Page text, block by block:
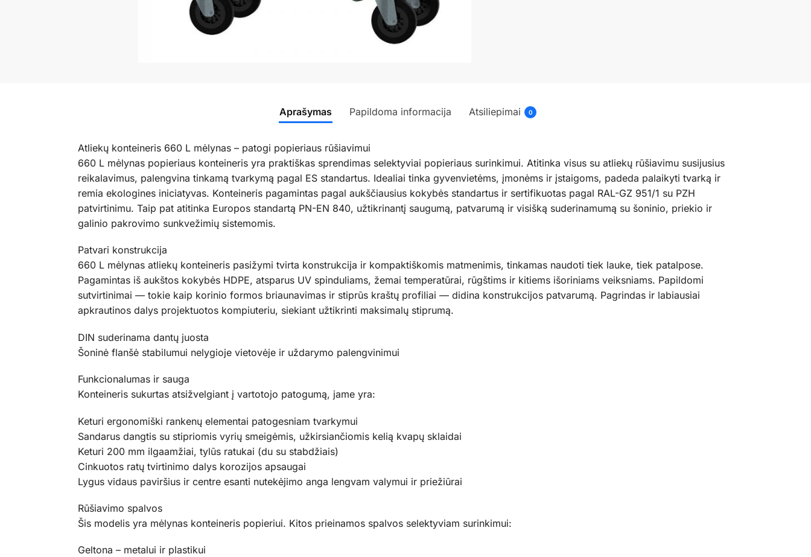
Aprašymas Papildoma informacija Atsiliepimai 0
Atliekų konteineris 660 L mėlynas – patogi popieriaus rūšiavimui
660 L mėlynas popieriaus konteineris yra praktiškas sprendimas selektyviai popieriaus surinkimui. Atitinka visus su atliekų rūšiavimu susijusius
reikalavimus, palengvina tinkamą tvarkymą pagal ES standartus. Idealiai tinka gyvenvietėms, įmonėms ir įstaigoms, padeda palaikyti tvarką ir
remia ekologines iniciatyvas. Konteineris pagamintas pagal aukščiausius kokybės standartus ir sertifikuotas pagal RAL-GZ 951/1 su PZH
patvirtinimu. Taip pat atitinka Europos standartą PN-EN 840, užtikrinantį saugumą, patvarumą ir visišką suderinamumą su šoninio, priekio ir
galinio pakrovimo sunkvežimių sistemomis.
Patvari konstrukcija
660 L mėlynas atliekų konteineris pasižymi tvirta konstrukcija ir kompaktiškomis matmenimis, tinkamas naudoti tiek lauke, tiek patalpose.
Pagamintas iš aukštos kokybės HDPE, atsparus UV spinduliams, žemai temperatūrai, rūgštims ir kitiems išoriniams veiksniams. Papildomi
sutvirtinimai — tokie kaip korinio formos briaunavimas ir stiprūs kraštų profiliai — didina konstrukcijos patvarumą. Pagrindas ir labiausiai
apkrautinos dalys projektuotos kompiuteriu, siekiant užtikrinti maksimalų stiprumą.
DIN suderinama dantų juosta
Šoninė flanšė stabilumui nelygioje vietovėje ir uždarymo palengvinimui
Funkcionalumas ir sauga
Konteineris sukurtas atsižvelgiant į vartotojo patogumą, jame yra:
Keturi ergonomiški rankenų elementai patogesniam tvarkymui
Sandarus dangtis su stipriomis vyrių smeigėmis, užkirsiančiomis kelią kvapų sklaidai
Keturi 200 mm ilgaamžiai, tylūs ratukai (du su stabdžiais)
Cinkuotos ratų tvirtinimo dalys korozijos apsaugai
Lygus vidaus paviršius ir centre esanti nutekėjimo anga lengvam valymui ir priežiūrai
Rūšiavimo spalvos
Šis modelis yra mėlynas konteineris popieriui. Kitos prieinamos spalvos selektyviam surinkimui:
Geltona – metalui ir plastikui